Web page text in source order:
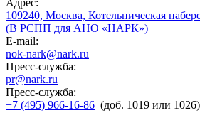
Адрес:
109240, Москва, Котельническая
(В РСПП для АНО «НАРК»)
E-mail:
nok-nark@nark.ru
Пресс-служба:
pr@nark.ru
Пресс-служба:
+7 (495) 966-16-86 (доб. 1019 или 1026)